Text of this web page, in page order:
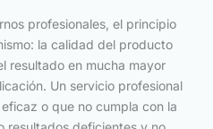
profesionales, el principio
la calidad del producto
resultado en mucha mayor
Un servicio profesional
o que no cumpla con la